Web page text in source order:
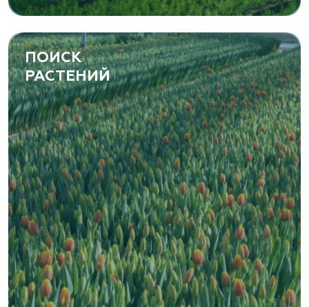
ПОИСК
РАСТЕНИЙ